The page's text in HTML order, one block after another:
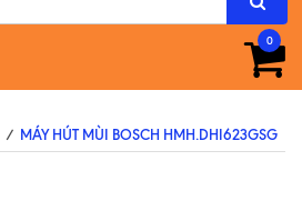
0
/ MÁY HÚT MÙI BOSCH HMH.DHI623GSG